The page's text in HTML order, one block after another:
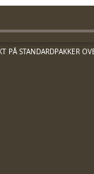
PÅ STANDARDPAKKER